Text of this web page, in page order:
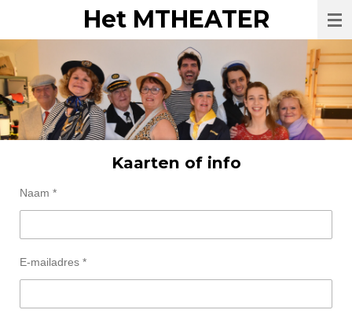
de
hoofdinhoud
Het MTHEATER
Kaarten of info
Naam *
E-mailadres *